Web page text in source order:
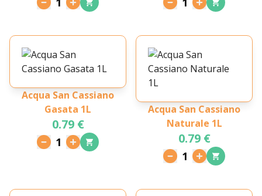
Acqua San Cassiano
Gasata 1L
0.79 €
1
Acqua San Cassiano
Naturale 1L
0.79 €
1